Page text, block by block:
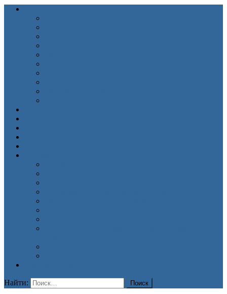
Найти: